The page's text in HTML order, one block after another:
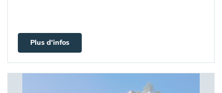
Plus d'infos